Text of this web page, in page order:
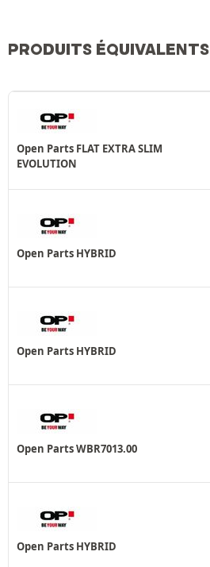
PRODUITS ÉQUIVALENTS
Open Parts FLAT EXTRA SLIM
EVOLUTION
Open Parts HYBRID
Open Parts HYBRID
Open Parts WBR7013.00
Open Parts HYBRID